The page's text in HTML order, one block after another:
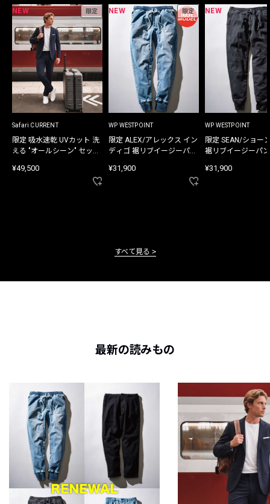
NEW 限定
Safari CURRENT
限定 吸水速乾 UVカット 洗
える "オールシーン" セット
¥49,500
NEW 限定
WP WESTPOINT
限定 ALEX/アレックス イン
ディゴ 裾リブイージーパン
¥31,900
NEW
WP WESTPOINT
限定 SEAN/ショー
裾リブイージーパ
¥31,900
すべて見る
最新の読みもの